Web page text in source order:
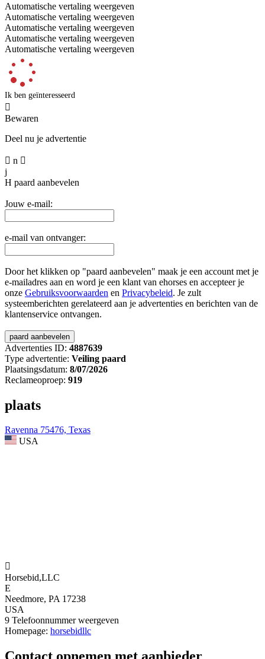
Automatische vertaling weergeven
Automatische vertaling weergeven
Automatische vertaling weergeven
Automatische vertaling weergeven
Automatische vertaling weergeven
Ik ben geïnteresseerd

Bewaren
Deel nu je advertentie
 n 
j
H paard aanbevelen
Jouw e-mail:
e-mail van ontvanger:
Door het klikken op "paard aanbevelen" maak je een account met je
e-mailadres aan en word je een klant van ehorses en accepteer je
onze Gebruiksvoorwaarden en Privacybeleid. Je zult
systeemberichten gerelateerd aan je advertenties en berichten van de
klantenservice ontvangen.
Advertenties ID: 4887639
Type advertentie: Veiling paard
Plaatsingsdatum: 8/07/2026
Reclameoproep: 919
plaats
Ravenna 75476, Texas
USA

Horsebid,LLC
E
Needmore, PA 17238
USA
9 Telefoonnummer weergeven
Homepage: horsebidllc